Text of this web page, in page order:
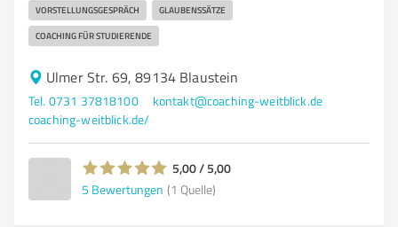
VORSTELLUNGSGESPRÄCH GLAUBENSSÄTZE
COACHING FÜR STUDIERENDE
Ulmer Str. 69, 89134 Blaustein
Tel. 0731 37818100
kontakt@coaching-weitblick.de
coaching-weitblick.de/
5,00 / 5,00
5 Bewertungen (1 Quelle)